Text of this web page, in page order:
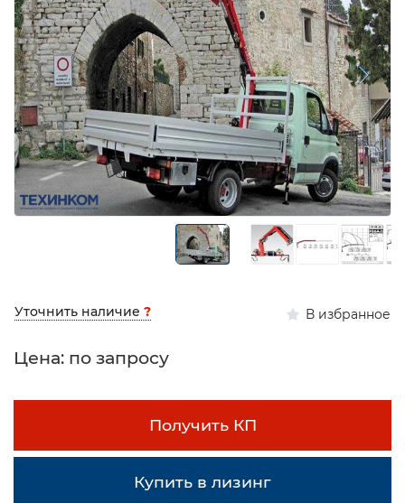
Уточнить наличие ? В избранное
Цена: по запросу
Получить КП
Купить в лизинг